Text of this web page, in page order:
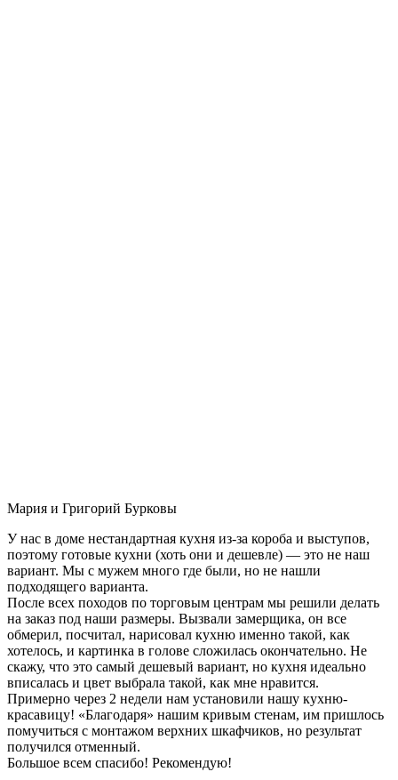
Мария и Григорий Бурковы
У нас в доме нестандартная кухня из-за короба и выступов,
поэтому готовые кухни (хоть они и дешевле) — это не наш
вариант. Мы с мужем много где были, но не нашли
подходящего варианта.
После всех походов по торговым центрам мы решили делать
на заказ под наши размеры. Вызвали замерщика, он все
обмерил, посчитал, нарисовал кухню именно такой, как
хотелось, и картинка в голове сложилась окончательно. Не
скажу, что это самый дешевый вариант, но кухня идеально
вписалась и цвет выбрала такой, как мне нравится.
Примерно через 2 недели нам установили нашу кухню-
красавицу! «Благодаря» нашим кривым стенам, им пришлось
помучиться с монтажом верхних шкафчиков, но результат
получился отменный.
Большое всем спасибо! Рекомендую!